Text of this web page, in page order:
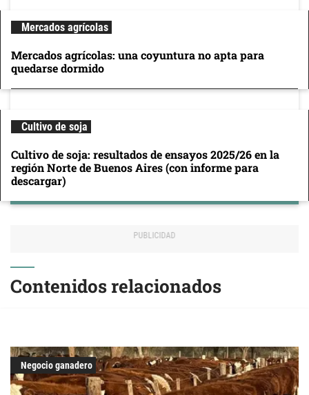
Mercados agrícolas
Mercados agrícolas: una coyuntura no apta para
quedarse dormido
Cultivo de soja
Cultivo de soja: resultados de ensayos 2025/26 en la
región Norte de Buenos Aires (con informe para
descargar)
Contenidos relacionados
Negocio ganadero